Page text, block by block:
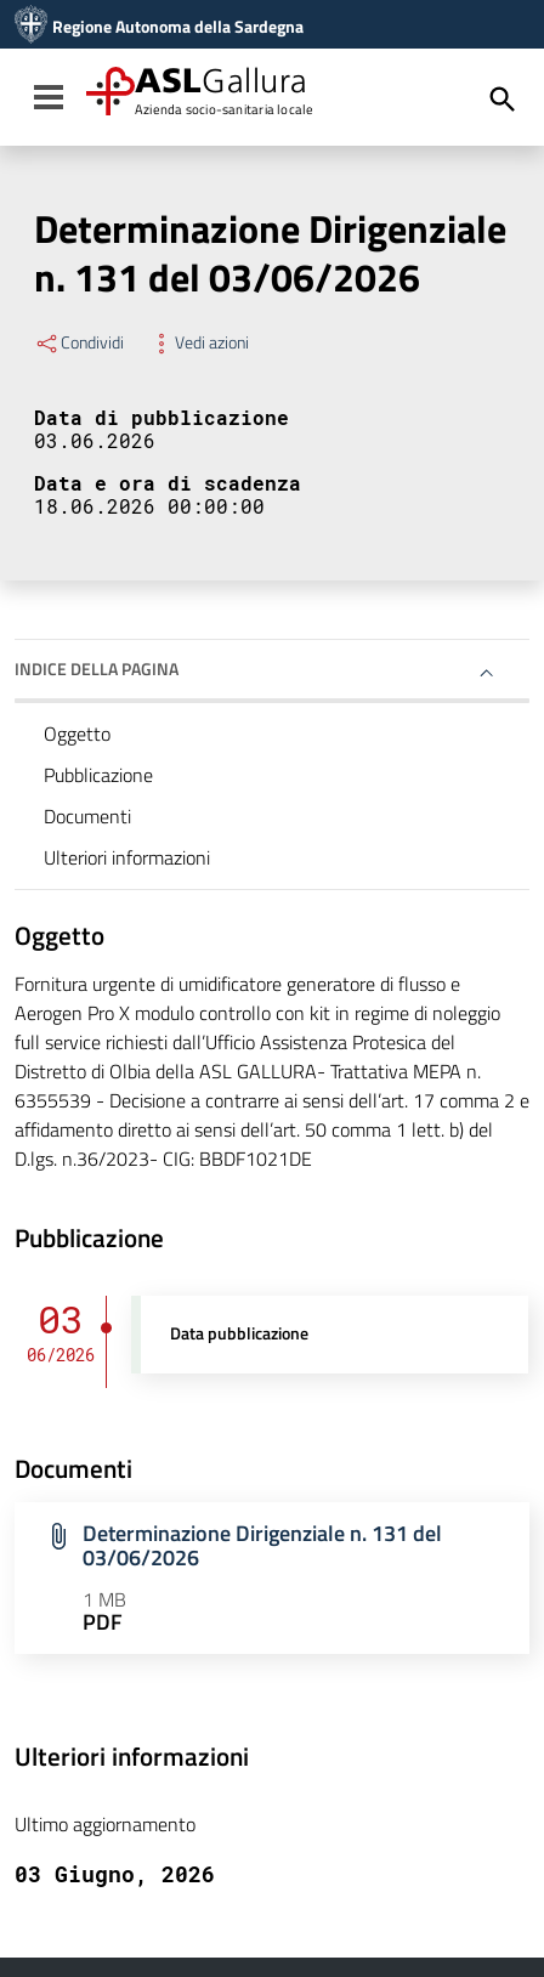
Vai al menu di navigazione
Vai al footer
Regione Autonoma della Sardegna
Toggle navigation
ASLGallura
Azienda socio-sanitaria locale
Determinazione Dirigenziale
n. 131 del 03/06/2026
Condividi Vedi azioni
Data di pubblicazione
03.06.2026
Data e ora di scadenza
18.06.2026 00:00:00
INDICE DELLA PAGINA
Oggetto
Pubblicazione
Documenti
Ulteriori informazioni
Oggetto
Fornitura urgente di umidificatore generatore di flusso e
Aerogen Pro X modulo controllo con kit in regime di noleggio
full service richiesti dall’Ufficio Assistenza Protesica del
Distretto di Olbia della ASL GALLURA- Trattativa MEPA n.
6355539 - Decisione a contrarre ai sensi dell’art. 17 comma 2 e
affidamento diretto ai sensi dell’art. 50 comma 1 lett. b) del
D.lgs. n.36/2023- CIG: BBDF1021DE
Pubblicazione
03
06/2026
Data pubblicazione
Documenti
Determinazione Dirigenziale n. 131 del
03/06/2026
1 MB
PDF
Ulteriori informazioni
Ultimo aggiornamento
03 Giugno, 2026